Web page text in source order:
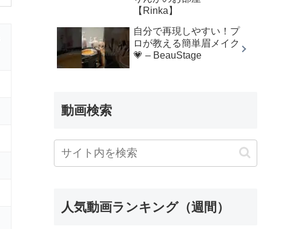
【Rinka】
自分で再現しやすい！プ
ロが教える簡単眉メイク
💗 – BeauStage
動画検索
人気動画ランキング（週間）